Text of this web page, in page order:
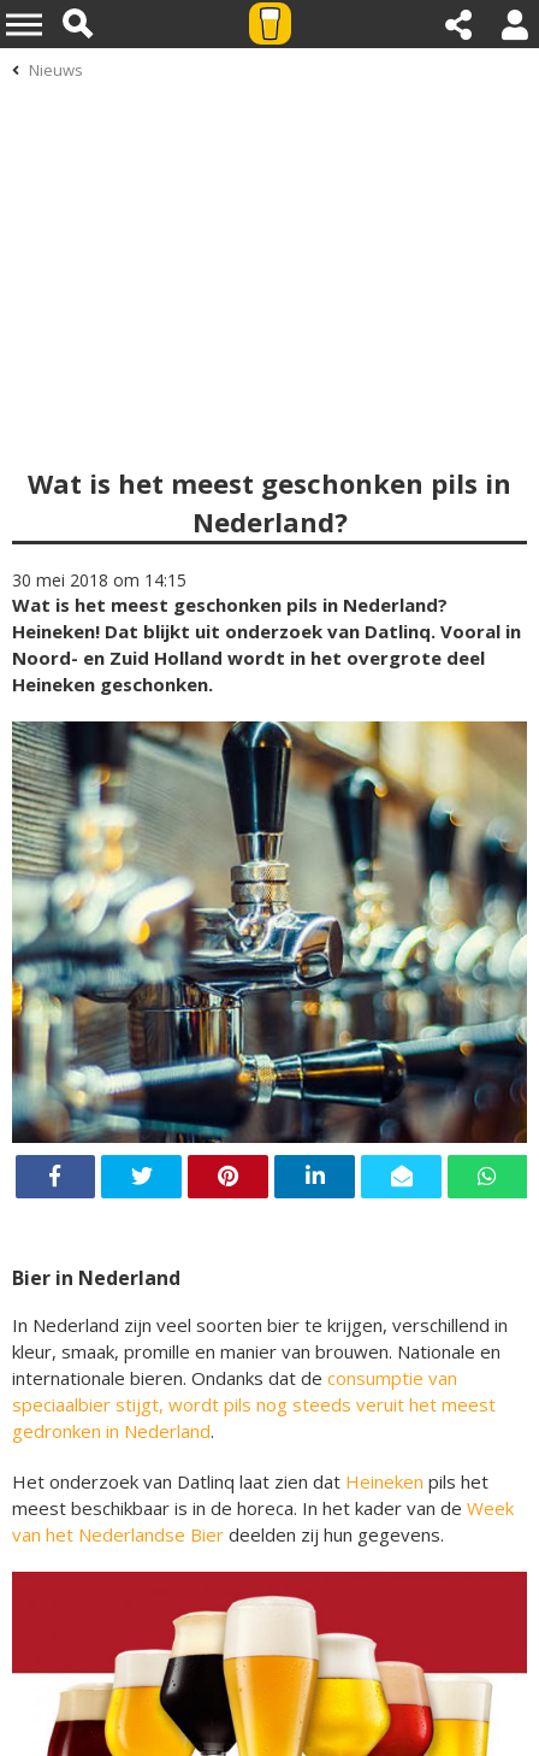
Nieuws
Wat is het meest geschonken pils in
Nederland?
30 mei 2018 om 14:15
Wat is het meest geschonken pils in Nederland?
Heineken! Dat blijkt uit onderzoek van Datlinq. Vooral in
Noord- en Zuid Holland wordt in het overgrote deel
Heineken geschonken.
Bier in Nederland
In Nederland zijn veel soorten bier te krijgen, verschillend in
kleur, smaak, promille en manier van brouwen. Nationale en
internationale bieren. Ondanks dat de consumptie van
speciaalbier stijgt, wordt pils nog steeds veruit het meest
gedronken in Nederland.
Het onderzoek van Datlinq laat zien dat Heineken pils het
meest beschikbaar is in de horeca. In het kader van de Week
van het Nederlandse Bier deelden zij hun gegevens.